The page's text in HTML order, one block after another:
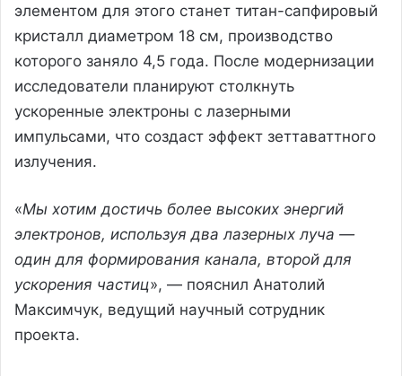
элементом для этого станет титан-сапфировый
кристалл диаметром 18 см, производство
которого заняло 4,5 года. После модернизации
исследователи планируют столкнуть
ускоренные электроны с лазерными
импульсами, что создаст эффект зеттаваттного
излучения.
«Мы хотим достичь более высоких энергий
электронов, используя два лазерных луча —
один для формирования канала, второй для
ускорения частиц», — пояснил Анатолий
Максимчук, ведущий научный сотрудник
проекта.